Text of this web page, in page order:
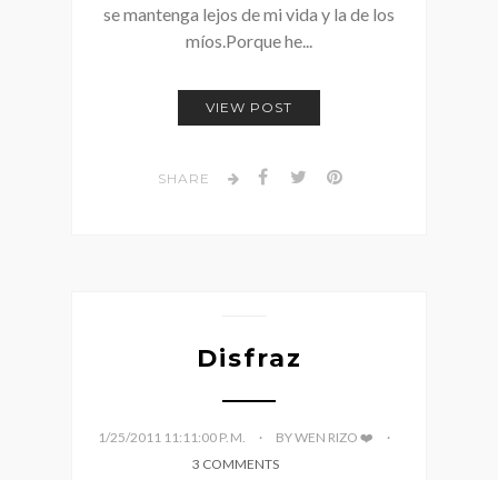
se mantenga lejos de mi vida y la de los
míos.Porque he...
VIEW POST
SHARE
Disfraz
1/25/2011 11:11:00 P. M.
BY WEN RIZO ❤️
3 COMMENTS